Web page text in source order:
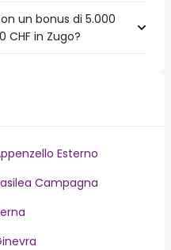
un bonus di 5.000
CHF in Zugo?
Esterno
Campagna